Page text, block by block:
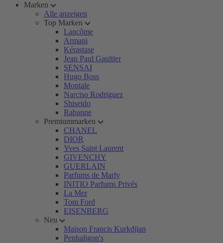
Marken
Alle anzeigen
Top Marken
Lancôme
Armani
Kérastase
Jean Paul Gaultier
SENSAI
Hugo Boss
Montale
Narciso Rodriguez
Shiseido
Rabanne
Premiummarken
CHANEL
DIOR
Yves Saint Laurent
GIVENCHY
GUERLAIN
Parfums de Marly
INITIO Parfums Privés
La Mer
Tom Ford
EISENBERG
Neu
Maison Francis Kurkdjian
Penhaligon's